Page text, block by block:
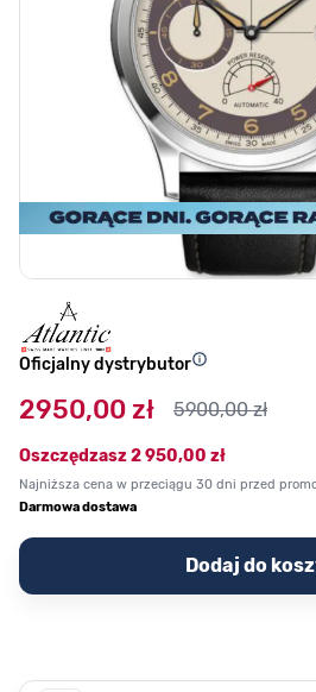
Oficjalny dystrybutor
2950,00 zł 5900,00 zł
Oszczędzasz2 950,00 zł
Najniższa cena w przeciągu 30 dni przed
Darmowa dostawa
Dodaj do